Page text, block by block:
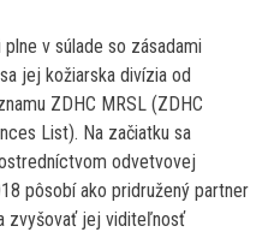
v súlade so zásadami
jej kožiarska divízia od
ZDHC MRSL (ZDHC
List). Na začiatku sa
odvetvovej
pôsobí ako pridružený partner
zvyšovať jej viditeľnosť